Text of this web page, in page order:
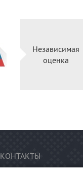
Независимая
оценка
КОНТАКТЫ